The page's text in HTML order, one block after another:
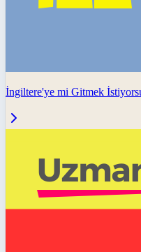
İngiltere'ye mi Gitmek